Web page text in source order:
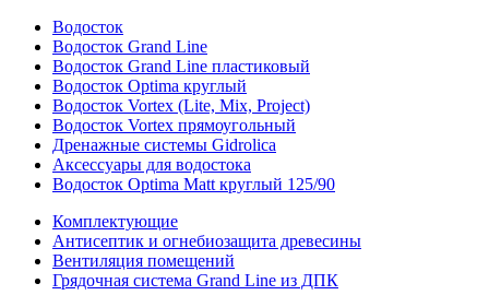
Водосток
Водосток Grand Line
Водосток Grand Line пластиковый
Водосток Optima круглый
Водосток Vortex (Lite, Mix, Project)
Водосток Vortex прямоугольный
Дренажные системы Gidrolica
Аксессуары для водостока
Водосток Optima Matt круглый 125/90
Комплектующие
Антисептик и огнебиозащита древесины
Вентиляция помещений
Грядочная система Grand Line из ДПК